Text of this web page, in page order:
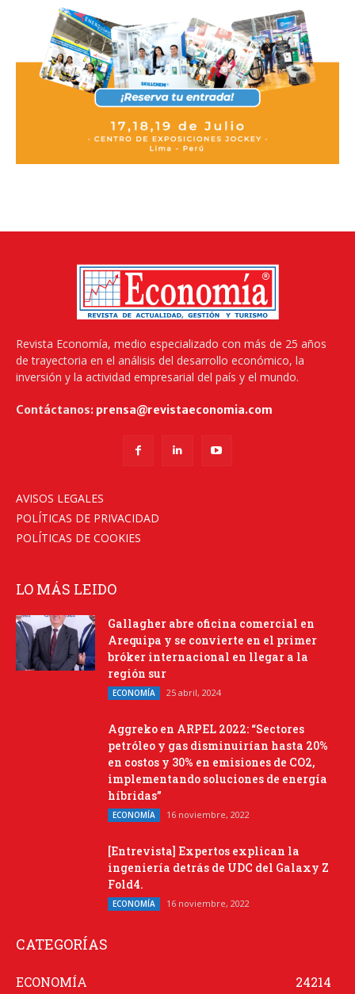
Revista Economía, medio especializado con más de 25 años
de trayectoria en el análisis del desarrollo económico, la
inversión y la actividad empresarial del país y el mundo.
Contáctanos: prensa@revistaeconomia.com
AVISOS LEGALES
POLÍTICAS DE PRIVACIDAD
POLÍTICAS DE COOKIES
LO MÁS LEIDO
Gallagher abre oficina comercial en
Arequipa y se convierte en el primer
bróker internacional en llegar a la
región sur
ECONOMÍA 25 abril, 2024
Aggreko en ARPEL 2022: “Sectores
petróleo y gas disminuirían hasta 20%
en costos y 30% en emisiones de CO2,
implementando soluciones de energía
híbridas”
ECONOMÍA 16 noviembre, 2022
[Entrevista] Expertos explican la
ingeniería detrás de UDC del Galaxy Z
Fold4.
ECONOMÍA 16 noviembre, 2022
CATEGORÍAS
ECONOMÍA 24214